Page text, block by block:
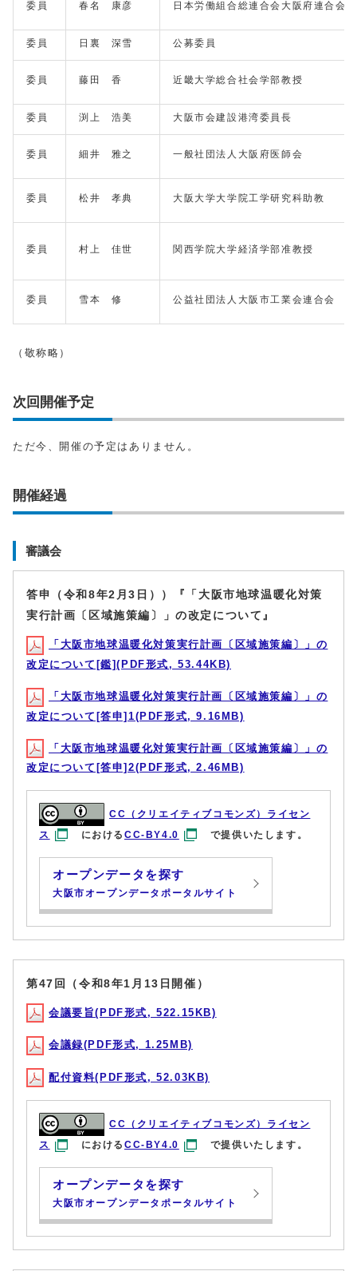
委員 春名 康彦 日本労働組合総連合会大阪府連合会
委員 日裏 深雪 公募委員
委員 藤田 香 近畿大学総合社会学部教授
委員 渕上 浩美 大阪市会建設港湾委員長
委員 細井 雅之 一般社団法人大阪府医師会
委員 松井 孝典 大阪大学大学院工学研究科助教
委員 村上 佳世 関西学院大学経済学部准教授
委員 雪本 修 公益社団法人大阪市工業会連合会
（敬称略）
次回開催予定
ただ今、開催の予定はありません。
開催経過
審議会
答申（令和8年2月3日））『「大阪市地球温暖化対策
実行計画〔区域施策編〕」の改定について』
「大阪市地球温暖化対策実行計画〔区域施策編〕」の
改定について[鑑](PDF形式, 53.44KB)
「大阪市地球温暖化対策実行計画〔区域施策編〕」の
改定について[答申]1(PDF形式, 9.16MB)
「大阪市地球温暖化対策実行計画〔区域施策編〕」の
改定について[答申]2(PDF形式, 2.46MB)
CC（クリエイティブコモンズ）ライセン
ス
におけるCC-BY4.0 で提供いたします。
オープンデータを探す
大阪市オープンデータポータルサイト
第47回（令和8年1月13日開催）
会議要旨(PDF形式, 522.15KB)
会議録(PDF形式, 1.25MB)
配付資料(PDF形式, 52.03KB)
CC（クリエイティブコモンズ）ライセン
ス
におけるCC-BY4.0 で提供いたします。
オープンデータを探す
大阪市オープンデータポータルサイト